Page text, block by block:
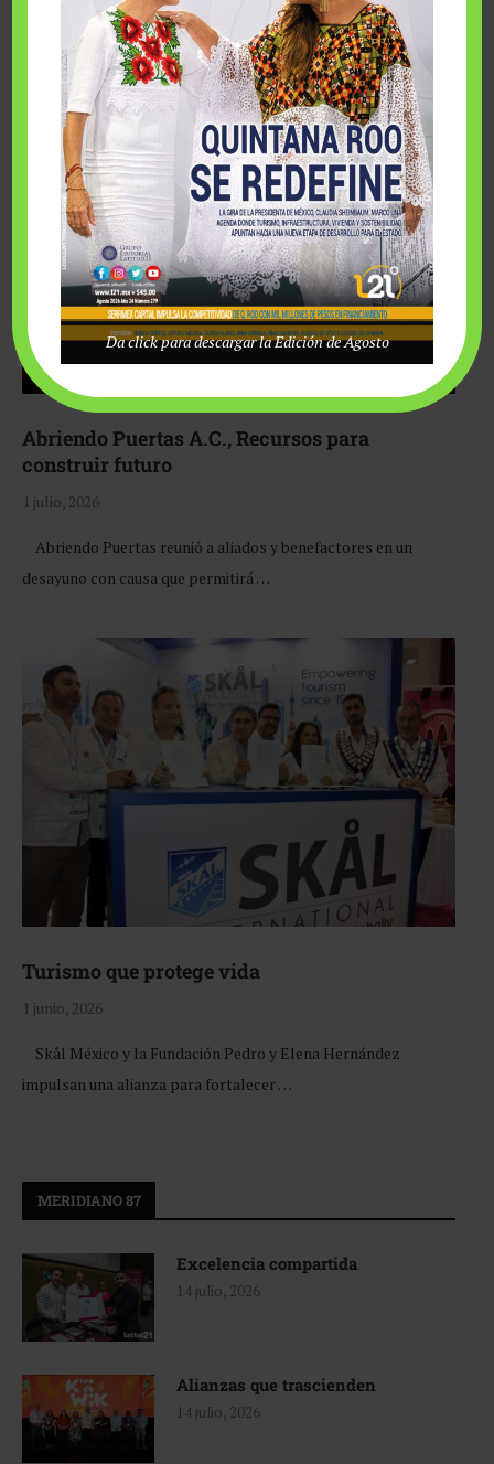
Fairmont Mayakoba y Make-A-Wish México unieron
esfuerzos para hacer realidad el deseo de una …
Abriendo Puertas A.C., Recursos para
construir futuro
1 julio, 2026
Abriendo Puertas reunió a aliados y benefactores en un
desayuno con causa que permitirá …
Turismo que protege vida
1 junio, 2026
Skål México y la Fundación Pedro y Elena Hernández
impulsan una alianza para fortalecer …
MERIDIANO 87
Excelencia compartida
14 julio, 2026
Alianzas que trascienden
14 julio, 2026
Da click para descargar la Edición de Agosto